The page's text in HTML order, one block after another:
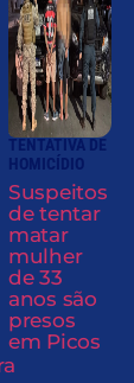
TENTATIVA DE
HOMICÍDIO
Suspeitos
de tentar
matar
mulher
de 33
anos são
presos
em Picos